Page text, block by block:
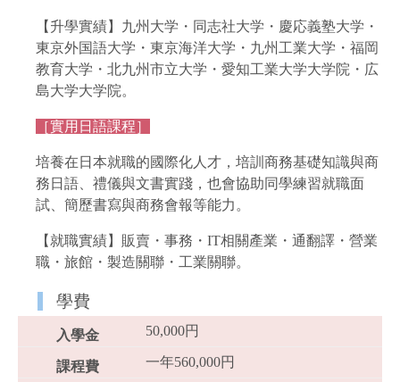
【升學實績】九州大学・同志社大学・慶応義塾大学・
東京外国語大学・東京海洋大学・九州工業大学・福岡
教育大学・北九州市立大学・愛知工業大学大学院・広
島大学大学院。
［實用日語課程］
培養在日本就職的國際化人才，培訓商務基礎知識與商
務日語、禮儀與文書實踐，也會協助同學練習就職面
試、簡歷書寫與商務會報等能力。
【就職實績】販賣・事務・IT相關產業・通翻譯・營業
職・旅館・製造關聯・工業關聯。
學費
50,000円
一年560,000円